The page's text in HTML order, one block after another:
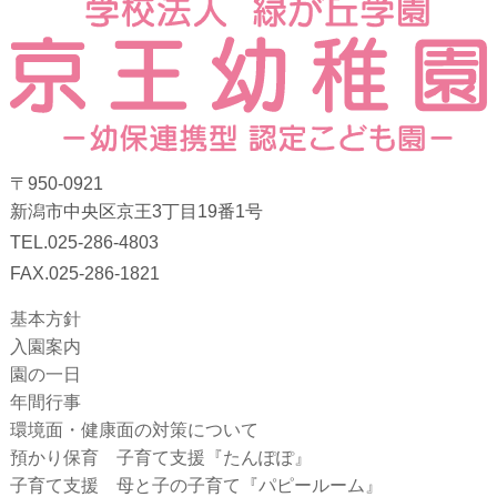
〒950-0921
新潟市中央区京王3丁目19番1号
TEL.025-286-4803
FAX.025-286-1821
基本方針
入園案内
園の一日
年間行事
環境面・健康面の対策について
預かり保育 子育て支援『たんぽぽ』
子育て支援 母と子の子育て『パピールーム』